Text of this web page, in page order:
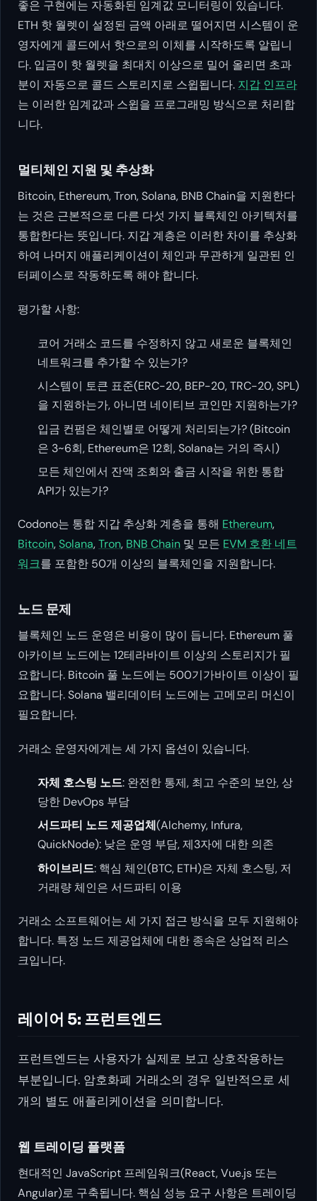
좋은 구현에는 자동화된 임계값 모니터링이 있습니다.
ETH 핫 월렛이 설정된 금액 아래로 떨어지면 시스템이 운
영자에게 콜드에서 핫으로의 이체를 시작하도록 알립니
다. 입금이 핫 월렛을 최대치 이상으로 밀어 올리면 초과
분이 자동으로 콜드 스토리지로 스윕됩니다. 지갑 인프라
는 이러한 임계값과 스윕을 프로그래밍 방식으로 처리합
니다.
멀티체인 지원 및 추상화
Bitcoin, Ethereum, Tron, Solana, BNB Chain을 지원한다
는 것은 근본적으로 다른 다섯 가지 블록체인 아키텍처를
통합한다는 뜻입니다. 지갑 계층은 이러한 차이를 추상화
하여 나머지 애플리케이션이 체인과 무관하게 일관된 인
터페이스로 작동하도록 해야 합니다.
평가할 사항:
코어 거래소 코드를 수정하지 않고 새로운 블록체인
네트워크를 추가할 수 있는가?
시스템이 토큰 표준(ERC-20, BEP-20, TRC-20, SPL)
을 지원하는가, 아니면 네이티브 코인만 지원하는가?
입금 컨펌은 체인별로 어떻게 처리되는가? (Bitcoin
은 3~6회, Ethereum은 12회, Solana는 거의 즉시)
모든 체인에서 잔액 조회와 출금 시작을 위한 통합
API가 있는가?
Codono는 통합 지갑 추상화 계층을 통해 Ethereum,
Bitcoin,Solana,Tron, BNB Chain 및 모든 EVM 호환 네트
워크를 포함한 50개 이상의 블록체인을 지원합니다.
노드 문제
블록체인 노드 운영은 비용이 많이 듭니다. Ethereum 풀
아카이브 노드에는 12테라바이트 이상의 스토리지가 필
요합니다. Bitcoin 풀 노드에는 500기가바이트 이상이 필
요합니다. Solana 밸리데이터 노드에는 고메모리 머신이
필요합니다.
거래소 운영자에게는 세 가지 옵션이 있습니다.
자체 호스팅 노드: 완전한 통제, 최고 수준의 보안, 상
당한 DevOps 부담
서드파티 노드 제공업체(Alchemy, Infura,
QuickNode): 낮은 운영 부담, 제3자에 대한 의존
하이브리드: 핵심 체인(BTC, ETH)은 자체 호스팅, 저
거래량 체인은 서드파티 이용
거래소 소프트웨어는 세 가지 접근 방식을 모두 지원해야
합니다. 특정 노드 제공업체에 대한 종속은 상업적 리스
크입니다.
레이어 5: 프런트엔드
프런트엔드는 사용자가 실제로 보고 상호작용하는
부분입니다. 암호화폐 거래소의 경우 일반적으로 세
개의 별도 애플리케이션을 의미합니다.
웹 트레이딩 플랫폼
현대적인 JavaScript 프레임워크(React, Vue.js 또는
Angular)로 구축됩니다. 핵심 성능 요구 사항은 트레이딩